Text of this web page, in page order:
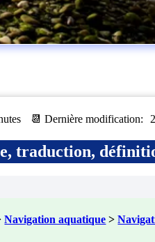
📆 Dernière modification:
traduction,
Navigation aquatique >